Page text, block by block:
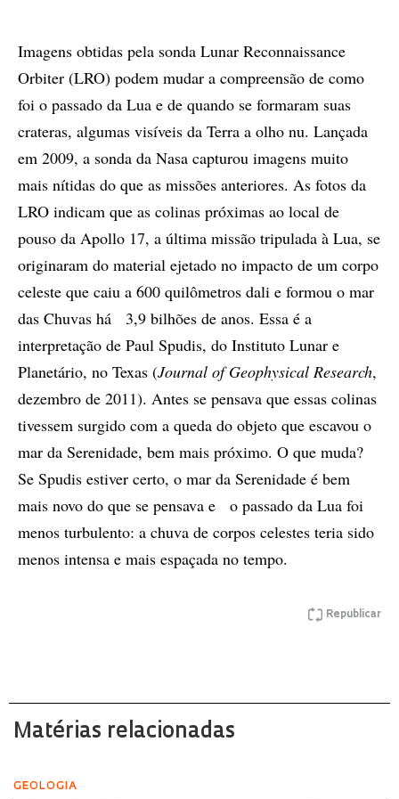
Imagens obtidas pela sonda Lunar Reconnaissance
Orbiter (LRO) podem mudar a compreensão de como
foi o passado da Lua e de quando se formaram suas
crateras, algumas visíveis da Terra a olho nu. Lançada
em 2009, a sonda da Nasa capturou imagens muito
mais nítidas do que as missões anteriores. As fotos da
LRO indicam que as colinas próximas ao local de
pouso da Apollo 17, a última missão tripulada à Lua, se
originaram do material ejetado no impacto de um corpo
celeste que caiu a 600 quilômetros dali e formou o mar
das Chuvas há 3,9 bilhões de anos. Essa é a
interpretação de Paul Spudis, do Instituto Lunar e
Planetário, no Texas (Journal of Geophysical Research,
dezembro de 2011). Antes se pensava que essas colinas
tivessem surgido com a queda do objeto que escavou o
mar da Serenidade, bem mais próximo. O que muda?
Se Spudis estiver certo, o mar da Serenidade é bem
mais novo do que se pensava e o passado da Lua foi
menos turbulento: a chuva de corpos celestes teria sido
menos intensa e mais espaçada no tempo.
Republicar